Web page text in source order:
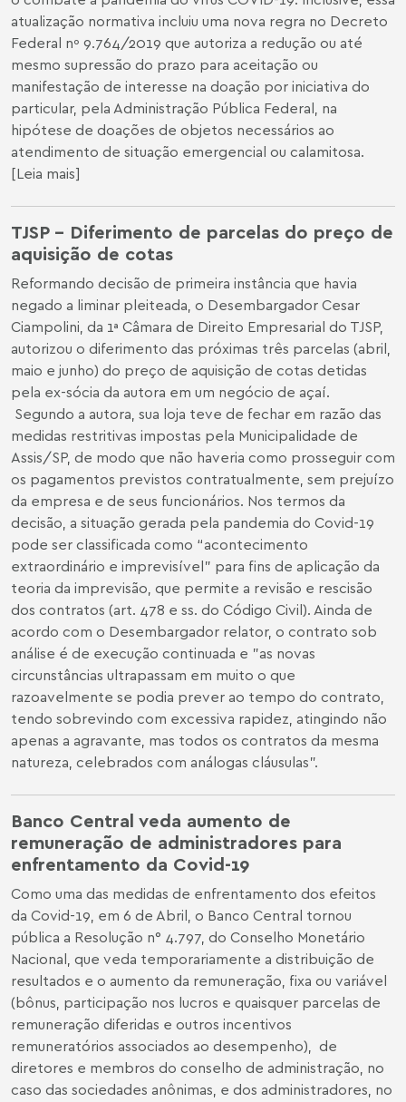
atualização normativa incluiu uma nova regra no Decreto
Federal nº 9.764/2019 que autoriza a redução ou até
mesmo supressão do prazo para aceitação ou
manifestação de interesse na doação por iniciativa do
particular, pela Administração Pública Federal, na
hipótese de doações de objetos necessários ao
atendimento de situação emergencial ou calamitosa.
[Leia mais]
TJSP – Diferimento de parcelas do preço de
aquisição de cotas
Reformando decisão de primeira instância que havia
negado a liminar pleiteada, o Desembargador Cesar
Ciampolini, da 1ª Câmara de Direito Empresarial do TJSP,
autorizou o diferimento das próximas três parcelas (abril,
maio e junho) do preço de aquisição de cotas detidas
pela ex-sócia da autora em um negócio de açaí.
Segundo a autora, sua loja teve de fechar em razão das
medidas restritivas impostas pela Municipalidade de
Assis/SP, de modo que não haveria como prosseguir com
os pagamentos previstos contratualmente, sem prejuízo
da empresa e de seus funcionários. Nos termos da
decisão, a situação gerada pela pandemia do Covid-19
pode ser classificada como “acontecimento
extraordinário e imprevisível” para fins de aplicação da
teoria da imprevisão, que permite a revisão e rescisão
dos contratos (art. 478 e ss. do Código Civil). Ainda de
acordo com o Desembargador relator, o contrato sob
análise é de execução continuada e "as novas
circunstâncias ultrapassam em muito o que
razoavelmente se podia prever ao tempo do contrato,
tendo sobrevindo com excessiva rapidez, atingindo não
apenas a agravante, mas todos os contratos da mesma
natureza, celebrados com análogas cláusulas".
Banco Central veda aumento de
remuneração de administradores para
enfrentamento da Covid-19
Como uma das medidas de enfrentamento dos efeitos
da Covid-19, em 6 de Abril, o Banco Central tornou
pública a Resolução n° 4.797, do Conselho Monetário
Nacional, que veda temporariamente a distribuição de
resultados e o aumento da remuneração, fixa ou variável
(bônus, participação nos lucros e quaisquer parcelas de
remuneração diferidas e outros incentivos
remuneratórios associados ao desempenho), de
diretores e membros do conselho de administração, no
caso das sociedades anônimas, e dos administradores, no